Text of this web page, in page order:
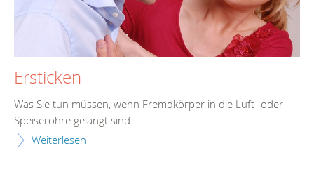
Ersticken
Was Sie tun müssen, wenn Fremdkörper in die Luft- oder
Speiseröhre gelangt sind.
Weiterlesen